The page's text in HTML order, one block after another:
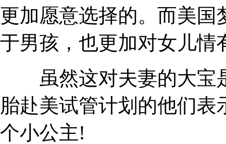
更加愿意选择的。而美国
于男孩，也更加对女儿情
虽然这对夫妻的大宝
胎赴美试管计划的他们
个小公主!